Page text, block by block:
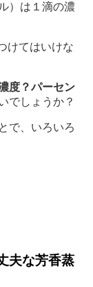
）は１滴の濃
けてはいけな
度？パーセン
でしょうか？
で、いろいろ
夫な芳香蒸